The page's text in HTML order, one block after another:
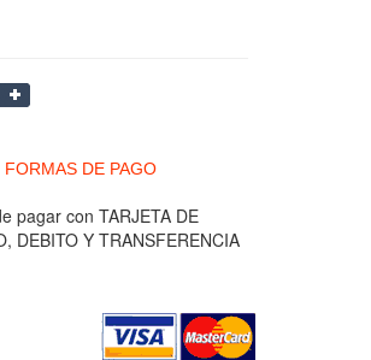
FORMAS DE PAGO
pagar con TARJETA DE
DEBITO Y TRANSFERENCIA